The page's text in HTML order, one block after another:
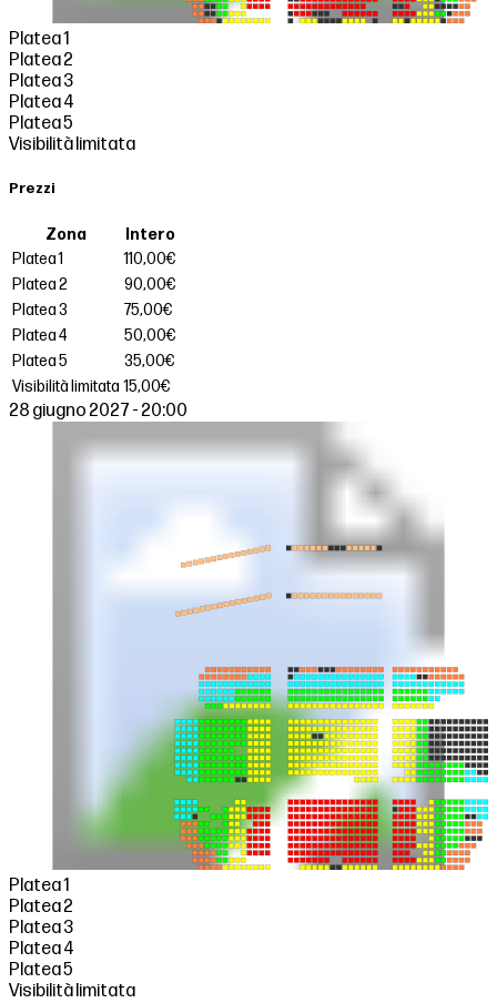
Platea 1
Platea 2
Platea 3
Platea 4
Platea 5
Visibilità limitata
Prezzi
Zona
Intero
Platea 1
110,00€
Platea 2
90,00€
Platea 3
75,00€
Platea 4
50,00€
Platea 5
35,00€
Visibilità limitata 15,00€
28 giugno 2027 - 20:00
Platea 1
Platea 2
Platea 3
Platea 4
Platea 5
Visibilità limitata